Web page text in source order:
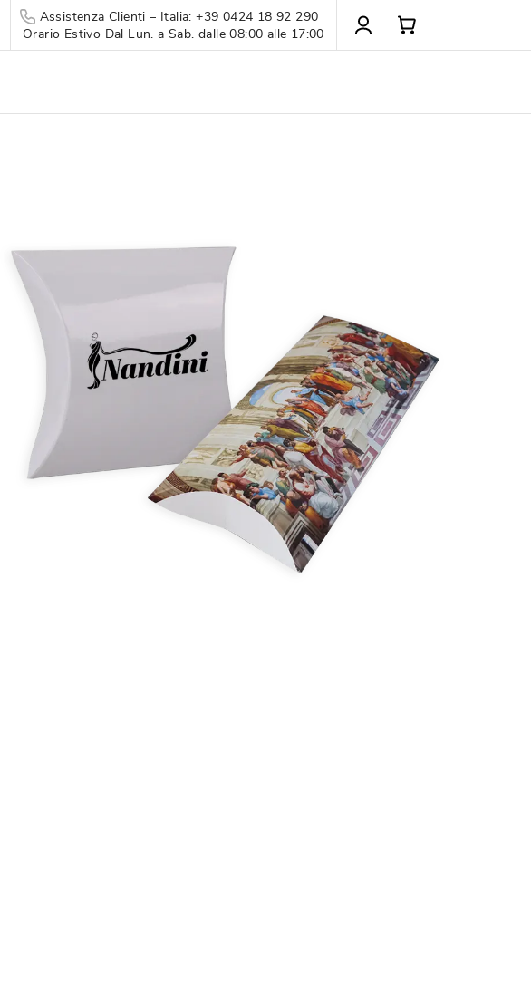
Assistenza Clienti – Italia: +39 0424 18 92 290
Orario Estivo Dal Lun. a Sab. dalle 08:00 alle 17:00